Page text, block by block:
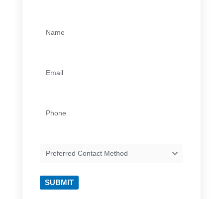
Contact
SUBMIT